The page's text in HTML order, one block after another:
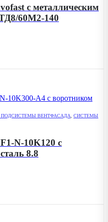
с металлическим
60М2-140
ВЕНТФАСАДА
СИСТЕМЫ
N-10K120 с
8.8